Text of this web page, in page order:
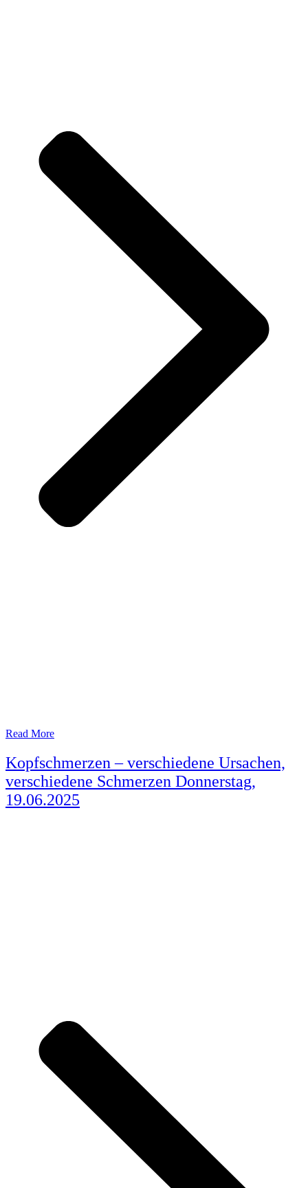
Read More
Kopfschmerzen – verschiedene Ursachen,
verschiedene Schmerzen Donnerstag,
19.06.2025